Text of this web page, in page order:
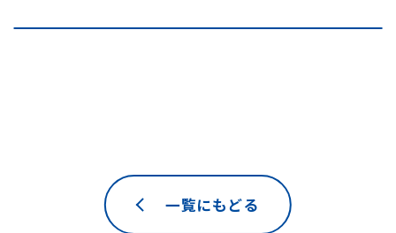
一覧にもどる